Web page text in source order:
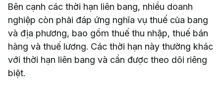
Bên cạnh các thời hạn liên bang, nhiều doanh
nghiệp còn phải đáp ứng nghĩa vụ thuế của bang
và địa phương, bao gồm thuế thu nhập, thuế bán
hàng và thuế lương. Các thời hạn này thường khác
với thời hạn liên bang và cần được theo dõi riêng
biệt.